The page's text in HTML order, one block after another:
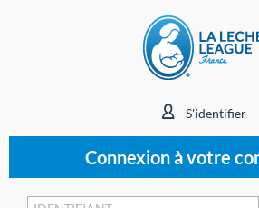
S'identifier
Connexion à votre